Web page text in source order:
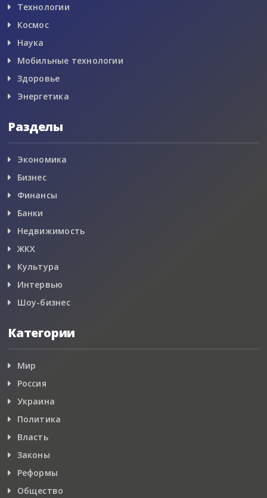
Технологии
Космос
Наука
Мобильные технологии
Здоровье
Энергетика
Разделы
Экономика
Бизнес
Финансы
Банки
Недвижимость
ЖКХ
Культура
Интервью
Шоу-бизнес
Категории
Мир
Россия
Украина
Политика
Власть
Законы
Реформы
Общество